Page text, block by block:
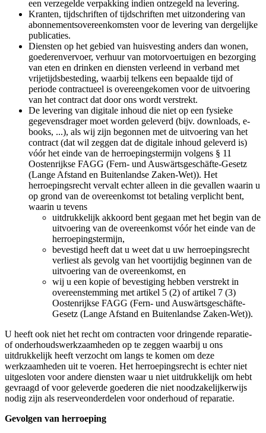
een verzegelde verpakking indien ontzegeld na levering.
Kranten, tijdschriften of tijdschriften met uitzondering van
abonnementsovereenkomsten voor de levering van dergelijke
publicaties.
Diensten op het gebied van huisvesting anders dan wonen,
goederenvervoer, verhuur van motorvoertuigen en bezorging
van eten en drinken en diensten verleend in verband met
vrijetijdsbesteding, waarbij telkens een bepaalde tijd of
periode contractueel is overeengekomen voor de uitvoering
van het contract dat door ons wordt verstrekt.
De levering van digitale inhoud die niet op een fysieke
gegevensdrager moet worden geleverd (bijv. downloads, e-
books, ...), als wij zijn begonnen met de uitvoering van het
contract (dat wil zeggen dat de digitale inhoud geleverd is)
vóór het einde van de herroepingstermijn volgens § 11
Oostenrijkse FAGG (Fern- und Auswärtsgeschäfte-Gesetz
(Lange Afstand en Buitenlandse Zaken-Wet)). Het
herroepingsrecht vervalt echter alleen in die gevallen waarin u
op grond van de overeenkomst tot betaling verplicht bent,
waarin u tevens
uitdrukkelijk akkoord bent gegaan met het begin van de
uitvoering van de overeenkomst vóór het einde van de
herroepingstermijn,
bevestigd heeft dat u weet dat u uw herroepingsrecht
verliest als gevolg van het voortijdig beginnen van de
uitvoering van de overeenkomst, en
wij u een kopie of bevestiging hebben verstrekt in
overeenstemming met artikel 5 (2) of artikel 7 (3)
Oostenrijkse FAGG (Fern- und Auswärtsgeschäfte-
Gesetz (Lange Afstand en Buitenlandse Zaken-Wet)).
U heeft ook niet het recht om contracten voor dringende reparatie-
of onderhoudswerkzaamheden op te zeggen waarbij u ons
uitdrukkelijk heeft verzocht om langs te komen om deze
werkzaamheden uit te voeren. Het herroepingsrecht is echter niet
uitgesloten voor andere diensten waar u niet uitdrukkelijk om hebt
gevraagd of voor geleverde goederen die niet noodzakelijkerwijs
nodig zijn als reserveonderdelen voor onderhoud of reparatie.
Gevolgen van herroeping